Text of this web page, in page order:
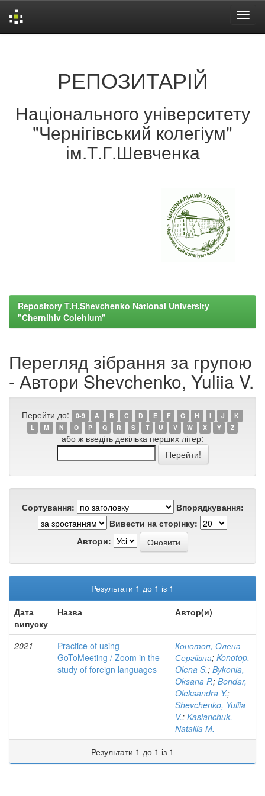
РЕПОЗИТАРІЙ
Національного університету
"Чернігівський колегіум"
ім.Т.Г.Шевченка
Repository T.H.Shevchenko National University
"Chernihiv Colehium"
Перегляд зібрання за групою
- Автори Shevchenko, Yuliia V.
Перейти до: 0-9 A B C D E F G H I J
K
L
M N O P Q R S T U V W X Y Z
або ж введіть декілька перших літер:
Сортування:
Впорядкування:
Вивести на сторінку:
Автори:
Результати 1 до 1 із 1
Дата
випуску
Назва Автор(и)
2021
Practice of using
GoToMeeting / Zoom in the
study of foreign languages
Конотоп, Олена
Сергіївна; Konotop,
Olena S.; Bykonia,
Oksana P.; Bondar,
Oleksandra Y.;
Shevchenko, Yuliia
V.; Kasianchuk,
Nataliia M.
Результати 1 до 1 із 1